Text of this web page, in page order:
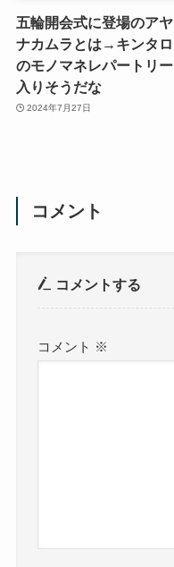
五輪開会式に登場のアヤ
ナカムラとは→キンタ
のモノマネレパートリ
入りそうだな
2024年7月27日
コメント
コメントする
コメント ※